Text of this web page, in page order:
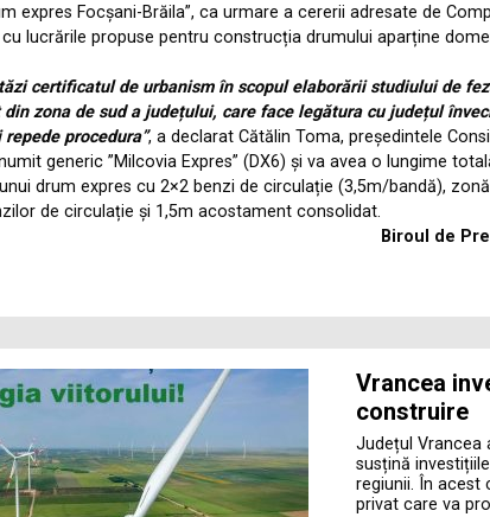
expres Focșani-Brăila”, ca urmare a cererii adresate de
lucrările propuse pentru construcția drumului aparține
certificatul de urbanism în scopul elaborării studiului de
zona de sud a județului, care face legătura cu județul
procedura”, a declarat Cătălin Toma, președintele
generic ”Milcovia Expres” (DX6) și va avea o lungime
drum expres cu 2×2 benzi de circulație (3,5m/bandă),
de circulație și 1,5m acostament consolidat.
Biroul de
Vrancea
construire
Județul Vrancea
susțină
regiunii. În acest
privat care va